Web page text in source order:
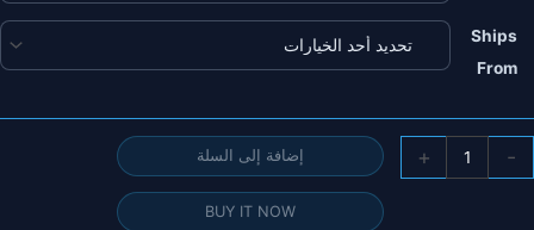
Ships
From
-
المروحة
+ إضافة إلى السلة
BUY IT NOW